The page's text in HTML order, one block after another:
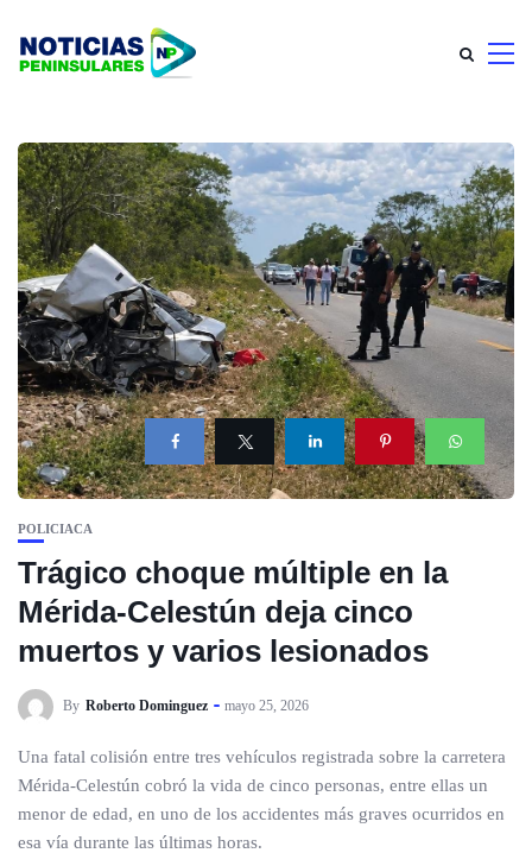
POLICIACA
Trágico choque múltiple en la
Mérida-Celestún deja cinco
muertos y varios lesionados
By Roberto Dominguez mayo 25, 2026
Una fatal colisión entre tres vehículos registrada sobre la carretera
Mérida-Celestún cobró la vida de cinco personas, entre ellas un
menor de edad, en uno de los accidentes más graves ocurridos en
esa vía durante las últimas horas.